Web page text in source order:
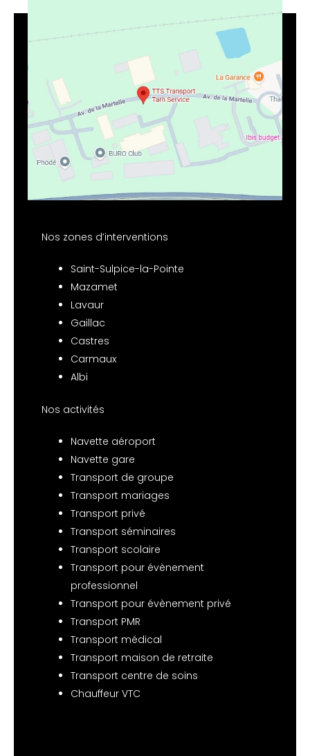
Nos zones d’interventions
Saint-Sulpice-la-Pointe
Mazamet
Lavaur
Gaillac
Castres
Carmaux
Albi
Nos activités
Navette aéroport
Navette gare
Transport de groupe
Transport mariages
Transport privé
Transport séminaires
Transport scolaire
Transport pour évènement
professionnel
Transport pour évènement privé
Transport PMR
Transport médical
Transport maison de retraite
Transport centre de soins
Chauffeur VTC